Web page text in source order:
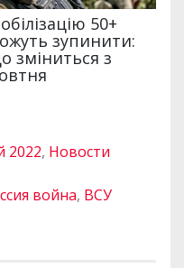
2022, Новости
война, ВСУ